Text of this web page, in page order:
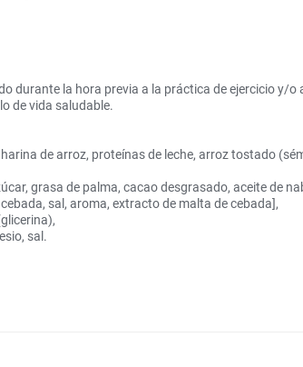
durante la hora previa a la práctica de ejercicio y/o
de vida saludable.
de arroz, proteínas de leche, arroz tostado
grasa de palma, cacao desgrasado, aceite de
sal, aroma, extracto de malta de cebada],
sal.